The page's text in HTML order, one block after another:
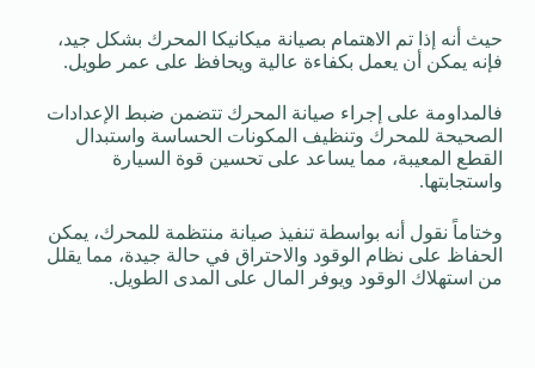
حيث أنه إذا تم الاهتمام بصيانة ميكانيكا المحرك بشكل جيد،
فإنه يمكن أن يعمل بكفاءة عالية ويحافظ على عمر طويل.
فالمداومة على إجراء صيانة المحرك تتضمن ضبط الإعدادات
الصحيحة للمحرك وتنظيف المكونات الحساسة واستبدال
القطع المعيبة، مما يساعد على تحسين قوة السيارة
واستجابتها.
وختاماً نقول أنه بواسطة تنفيذ صيانة منتظمة للمحرك، يمكن
الحفاظ على نظام الوقود والاحتراق في حالة جيدة، مما يقلل
من استهلاك الوقود ويوفر المال على المدى الطويل.